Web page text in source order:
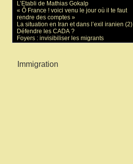
L’Etabli de Mathias Gokalp
« Ô France ! voici venu le jour où il te faut
rendre des comptes »
La situation en Iran et dans l’exil iranien (2)
Défendre les CADA ?
Foyers : invisibiliser les migrants
Immigration